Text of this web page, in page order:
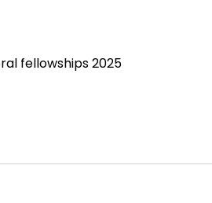
fellowships 2025